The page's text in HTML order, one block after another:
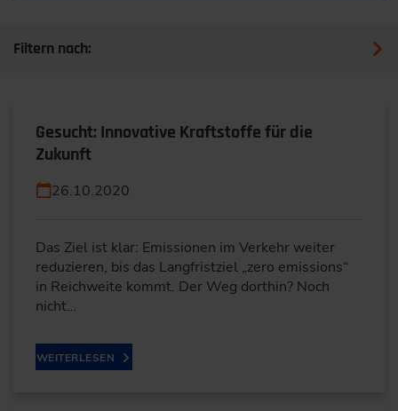
Filtern nach:
Gesucht: Innovative Kraftstoffe für die
Zukunft
26.10.2020
Das Ziel ist klar: Emissionen im Verkehr weiter
reduzieren, bis das Langfristziel „zero emissions“
in Reichweite kommt. Der Weg dorthin? Noch
nicht…
WEITERLESEN